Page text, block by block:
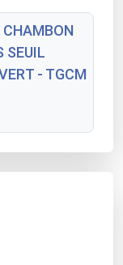
CHAMBON
SEUIL
- TGCM